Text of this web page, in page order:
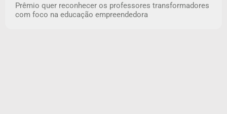
Prêmio quer reconhecer os professores transformadores
com foco na educação empreendedora